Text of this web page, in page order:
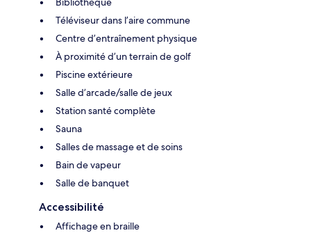
Téléviseur dans l’aire commune
Centre d’entraînement physique
À proximité d’un terrain de golf
Piscine extérieure
Salle d’arcade/salle de jeux
Station santé complète
Sauna
Salles de massage et de soins
Bain de vapeur
Salle de banquet
Accessibilité
Affichage en braille